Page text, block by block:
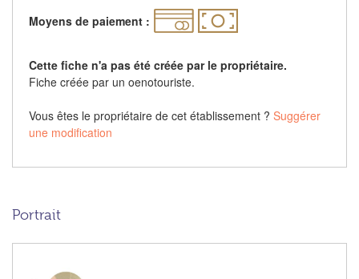
Moyens de paiement :
Cette fiche n'a pas été créée par le propriétaire.
Fiche créée par un oenotouriste.
Vous êtes le propriétaire de cet établissement ? Suggérer
une modification
Portrait